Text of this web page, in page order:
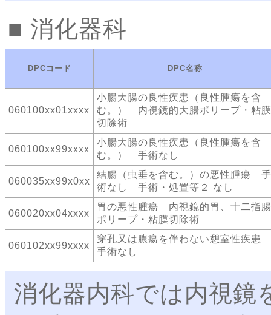
消化器科
DPCコード DPC名称
060100xx01xxxx
小腸大腸の良性疾患（良性腫瘍を含
む。） 内視鏡的大腸ポリープ・粘膜
切除術
060100xx99xxxx
小腸大腸の良性疾患（良性腫瘍を含
む。） 手術なし
060035xx99x0xx
結腸（虫垂を含む。）の悪性腫瘍 手
術なし 手術・処置等２ なし
060020xx04xxxx
胃の悪性腫瘍 内視鏡的胃、十二指腸
ポリープ・粘膜切除術
060102xx99xxxx
穿孔又は膿瘍を伴わない憩室性疾患
手術なし
消化器内科では内視鏡